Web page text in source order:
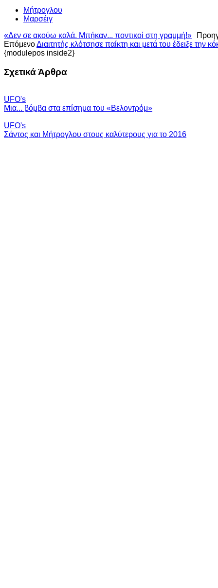
Μήτρογλου
Μαρσέιγ
«Δεν σε ακούω καλά. Μπήκαν... ποντικοί στη γραμμή!»
ΕπόμενοΔιαιτητής κλότσησε παίκτη και μετά του έδειξε την
{modulepos inside2}
Σχετικά Άρθρα
UFO's
Μια... βόμβα στα επίσημα του «Βελοντρόμ»
UFO's
Σάντος και Μήτρογλου στους καλύτερους για το 2016